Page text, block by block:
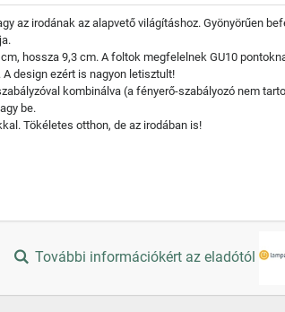
az irodának az alapvető világításhoz. Gyönyörűen
hossza 9,3 cm. A foltok megfelelnek GU10
design ezért is nagyon letisztult!
kombinálva (a fényerő-szabályozó nem
be.
Tökéletes otthon, de az irodában is!
További információkért az eladótól